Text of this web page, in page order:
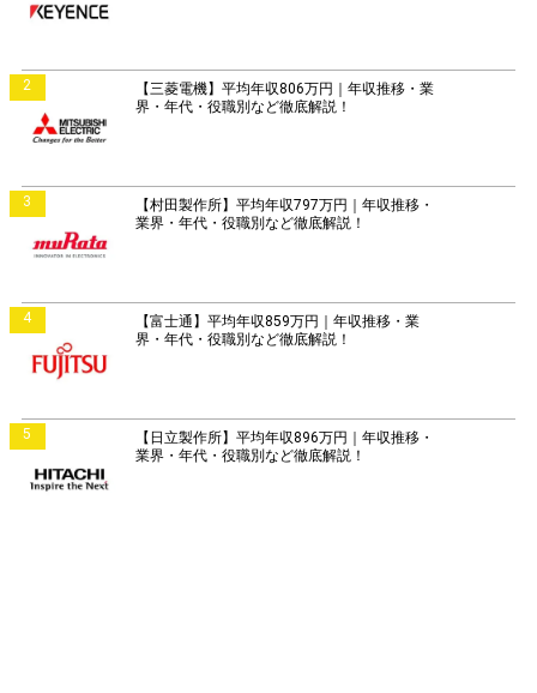
2
【三菱電機】平均年収806万円｜年収推移・業
界・年代・役職別など徹底解説！
3
【村田製作所】平均年収797万円｜年収推移・
業界・年代・役職別など徹底解説！
4
【富士通】平均年収859万円｜年収推移・業
界・年代・役職別など徹底解説！
5
【日立製作所】平均年収896万円｜年収推移・
業界・年代・役職別など徹底解説！